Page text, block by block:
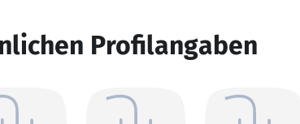
Profilangaben